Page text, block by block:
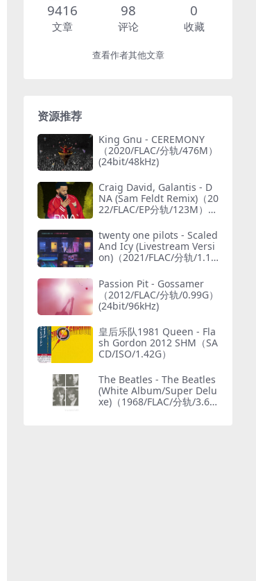
9416
文章
98
评论
0
收藏
查看作者其他文章
资源推荐
King Gnu - CEREMONY
（2020/FLAC/分轨/476M）
(24bit/48kHz)
Craig David, Galantis - D
NA (Sam Feldt Remix)（20
22/FLAC/EP分轨/123M）
twenty one pilots - Scaled
And Icy (Livestream Versi
on)（2021/FLAC/分轨/1.15
Passion Pit - Gossamer
（2012/FLAC/分轨/0.99G）
(24bit/96kHz)
皇后乐队1981 Queen - Fla
sh Gordon 2012 SHM（SA
CD/ISO/1.42G）
The Beatles - The Beatles
(White Album/Super Delu
xe)（1968/FLAC/分轨/3.69